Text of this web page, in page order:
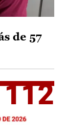
de 57
112